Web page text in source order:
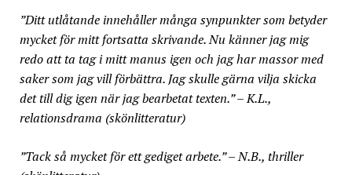
”Ditt utlåtande innehåller många synpunkter som betyder
mycket för mitt fortsatta skrivande. Nu känner jag mig
redo att ta tag i mitt manus igen och jag har massor med
saker som jag vill förbättra. Jag skulle gärna vilja skicka
det till dig igen när jag bearbetat texten.” – K.L.,
relationsdrama (skönlitteratur)
”Tack så mycket för ett gediget arbete.” – N.B., thriller